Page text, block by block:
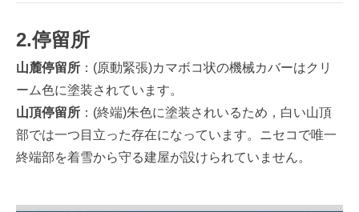
2.停留所
山麓停留所 ：(原動緊張)カマボコ状の機械カバーはクリ
ーム色に塗装されています。
山頂停留所 ：(終端)朱色に塗装されいるため，白い山頂
部では一つ目立った存在になっています。ニセコで唯一
終端部を着雪から守る建屋が設けられていません。